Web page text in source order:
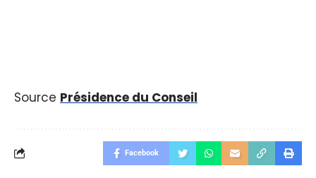
Source Présidence du Conseil
Facebook